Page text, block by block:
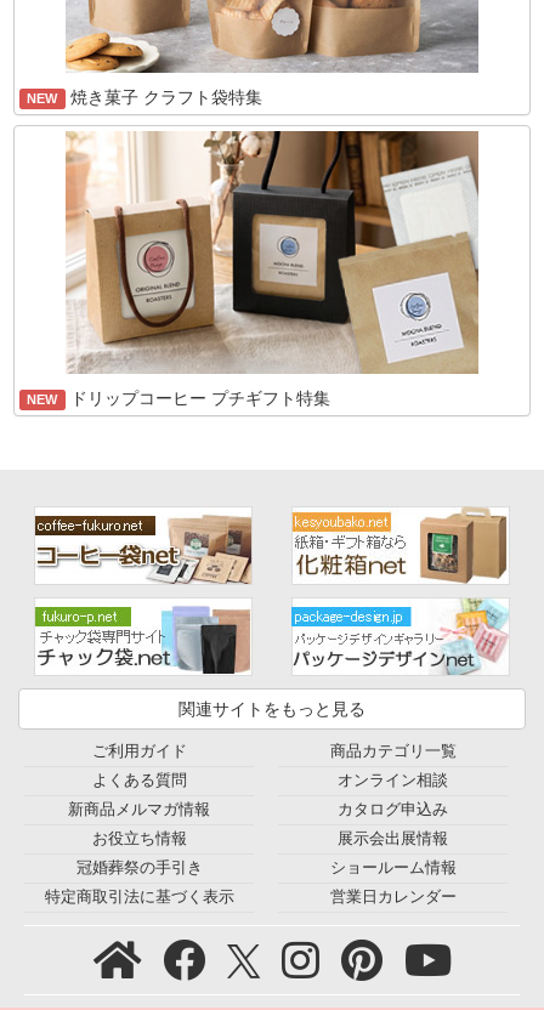
NEW 焼き菓子 クラフト袋特集
NEW ドリップコーヒー プチギフト特集
関連サイトをもっと見る
ご利用ガイド
よくある質問
新商品メルマガ情報
お役立ち情報
冠婚葬祭の手引き
特定商取引法に基づく表示
商品カテゴリ一覧
オンライン相談
カタログ申込み
展示会出展情報
ショールーム情報
営業日カレンダー